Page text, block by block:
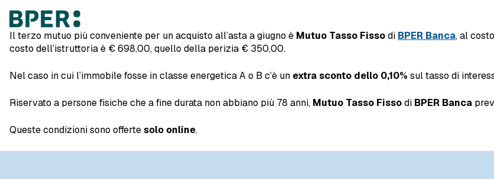
Il terzo mutuo più conveniente per un acquisto all’asta a giugno è Mutuo Tasso Fissodi BPER Banca, al
costo dell’istruttoria è € 698,00, quello della perizia € 350,00.
Nel caso in cui l’immobile fosse in classe energetica A o B c’è un extra sconto dello 0,10% sul tasso di
Riservato a persone fisiche che a fine durata non abbiano più 78 anni, Mutuo Tasso Fissodi BPER Banca
Queste condizioni sono offertesolo online.